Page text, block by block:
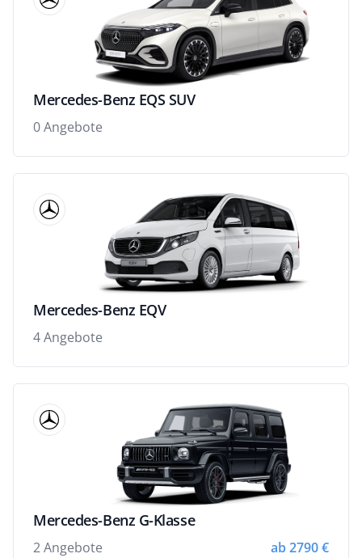
Mercedes-Benz EQS SUV
0 Angebote
Mercedes-Benz EQV
4 Angebote
Mercedes-Benz G-Klasse
2 Angebote ab 2790 €